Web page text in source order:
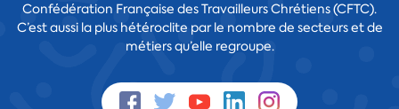
Confédération Française des Travailleurs Chrétiens (CFTC).
C’est aussi la plus hétéroclite par le nombre de secteurs et de
métiers qu’elle regroupe.